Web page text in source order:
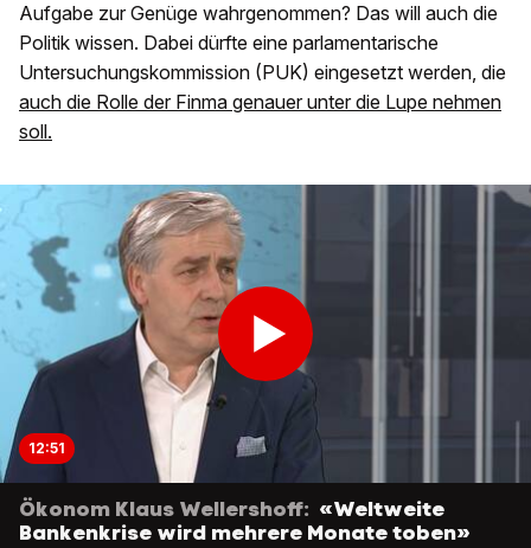
Aufgabe zur Genüge wahrgenommen? Das will auch die
Politik wissen. Dabei dürfte eine parlamentarische
Untersuchungskommission (PUK) eingesetzt werden, die
auch die Rolle der Finma genauer unter die Lupe nehmen
soll.
12:51
Ökonom Klaus Wellershoff: «Weltweite
Bankenkrise wird mehrere Monate toben»